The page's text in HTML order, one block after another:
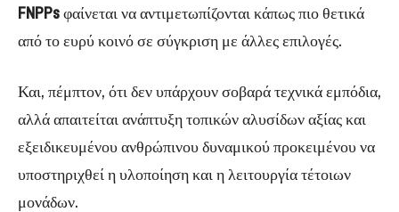
FNPPsφαίνεται να αντιμετωπίζονται κάπως πιο θετικά
από το ευρύ κοινό σε σύγκριση με άλλες επιλογές.
Και, πέμπτον, ότι δεν υπάρχουν σοβαρά τεχνικά εμπόδια,
αλλά απαιτείται ανάπτυξη τοπικών αλυσίδων αξίας και
εξειδικευμένου ανθρώπινου δυναμικού προκειμένου να
υποστηριχθεί η υλοποίηση και η λειτουργία τέτοιων
μονάδων.